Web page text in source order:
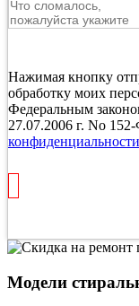
Нажимая кнопку
обработку моих
Федеральным
27.07.2006 г. No
конфиденциальности
Модели